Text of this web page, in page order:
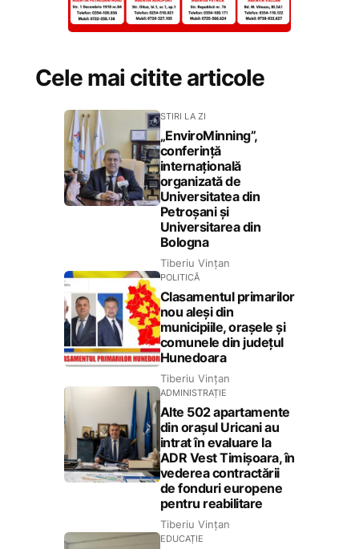
Cele mai citite articole
STIRI LA ZI
„EnviroMinning”,
conferință
internațională
organizată de
Universitatea din
Petroșani și
Universitarea din
Bologna
Tiberiu Vințan
POLITICĂ
Clasamentul primarilor
nou aleși din
municipiile, orașele și
comunele din județul
Hunedoara
Tiberiu Vințan
ADMINISTRAȚIE
Alte 502 apartamente
din orașul Uricani au
intrat în evaluare la
ADR Vest Timișoara, în
vederea contractării
de fonduri europene
pentru reabilitare
Tiberiu Vințan
EDUCAȚIE